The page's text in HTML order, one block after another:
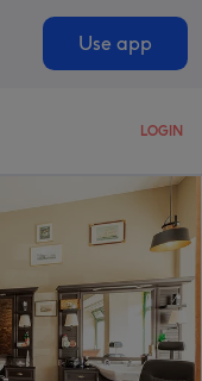
Use app
LOGIN